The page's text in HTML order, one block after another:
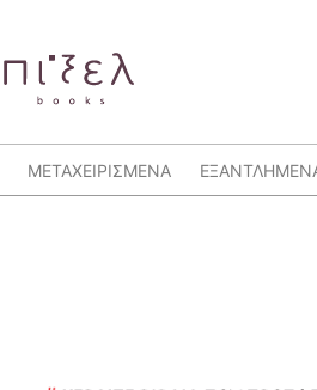
ΜΕΤΑΧΕΙΡΙΣΜΕΝΑ